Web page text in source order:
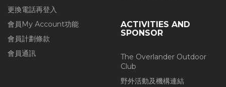
更換電話再登入
會員My Account功能
會員計劃條款
會員通訊
ACTIVITIES AND
SPONSOR
The Overlander Outdoor
Club
野外活動及機構連結